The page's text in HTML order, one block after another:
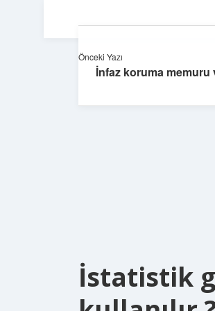
İstatistik
Önceki Yazı
İnfaz koruma memuru